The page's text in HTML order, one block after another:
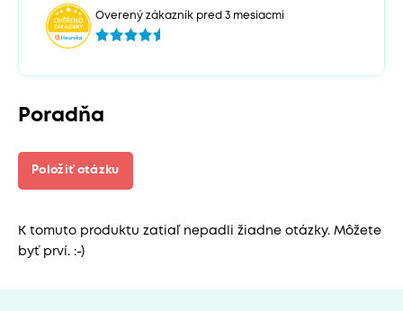
Overený zákazník pred 3 mesiacmi
Poradňa
Položiť otázku
K tomuto produktu zatiaľ nepadli žiadne otázky. Môžete
byť prví. :-)